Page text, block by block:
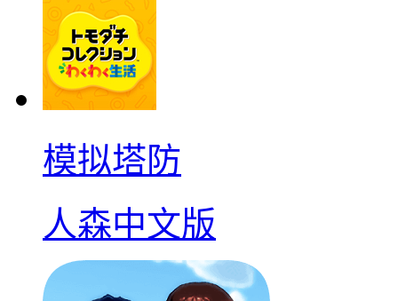
模拟塔防
人森中文版